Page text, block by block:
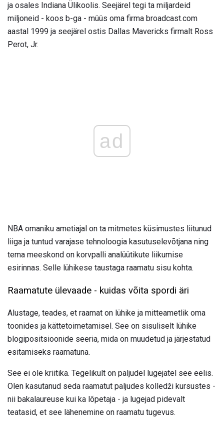
ja osales Indiana Ülikoolis. Seejärel tegi ta miljardeid
miljoneid - koos b-ga - müüs oma firma broadcast.com
aastal 1999 ja seejärel ostis Dallas Mavericks firmalt Ross
Perot, Jr.
ad
NBA omaniku ametiajal on ta mitmetes küsimustes liitunud
liiga ja tuntud varajase tehnoloogia kasutuselevõtjana ning
tema meeskond on korvpalli analüütikute liikumise
esirinnas. Selle lühikese taustaga raamatu sisu kohta.
Raamatute ülevaade - kuidas võita spordi äri
Alustage, teades, et raamat on lühike ja mitteametlik oma
toonides ja kättetoimetamisel. See on sisuliselt lühike
blogipositsioonide seeria, mida on muudetud ja järjestatud
esitamiseks raamatuna.
See ei ole kriitika. Tegelikult on paljudel lugejatel see eelis.
Olen kasutanud seda raamatut paljudes kolledži kursustes -
nii bakalaureuse kui ka lõpetaja - ja lugejad pidevalt
teatasid, et see lähenemine on raamatu tugevus.